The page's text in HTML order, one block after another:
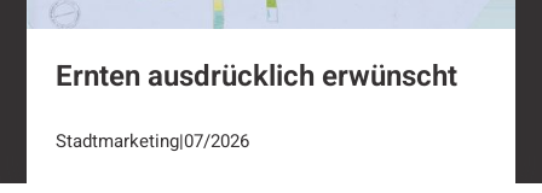
Ernten ausdrücklich erwünscht
Stadtmarketing|07/2026